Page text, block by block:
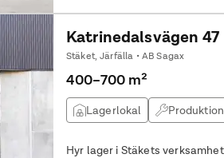
Katrinedalsvägen 47
Stäket, Järfälla • AB Sagax
400–700 m²
Lagerlokal
Hyr lager i Stäkets